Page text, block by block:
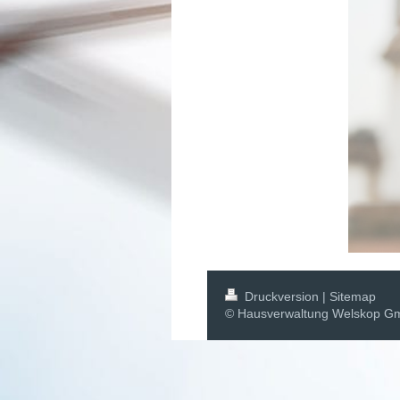
Druckversion | Sitemap
© Hausverwaltung Welskop